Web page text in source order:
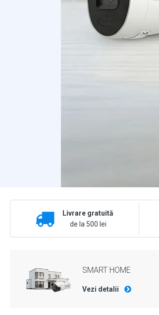
Livrare gratuită
de la 500 lei
SMART HOME
Vezi detalii